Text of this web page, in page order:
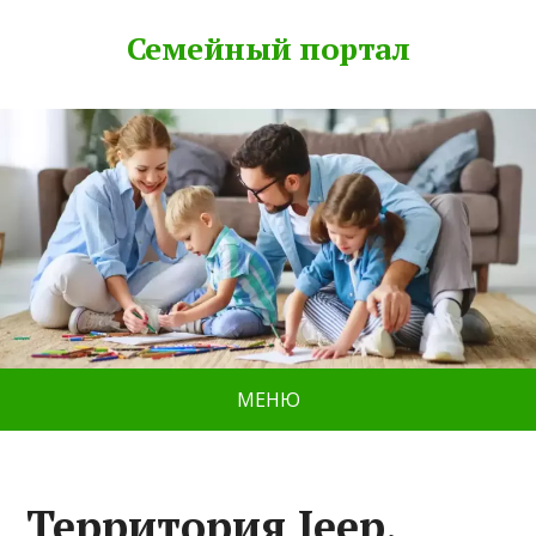
Семейный портал
МЕНЮ